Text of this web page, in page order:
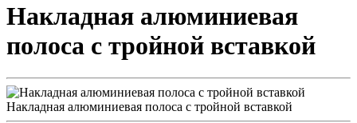
Накладная алюминиевая
полоса с тройной вставкой
Накладная алюминиевая полоса с тройной вставкой